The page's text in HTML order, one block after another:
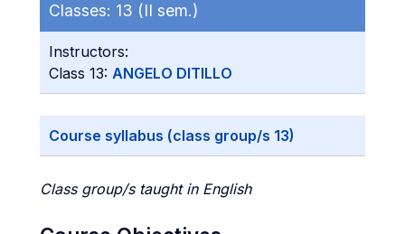
Classes: 13 (II sem.)
Instructors:
Class 13: ANGELO DITILLO
Course syllabus (class group/s 13)
Class group/s taught in English